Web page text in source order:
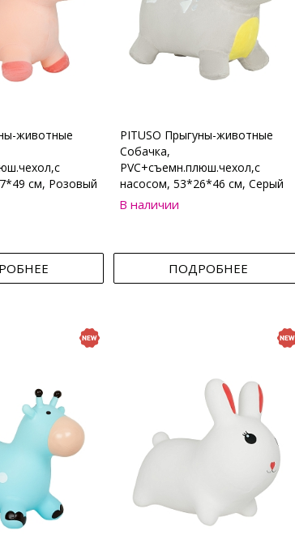
животные
см, Розовый
PITUSO Прыгуны-животные
Собачка,
PVC+съемн.плюш.чехол,с
насосом, 53*26*46 см, Серый
В наличии
ПОДРОБНЕЕ